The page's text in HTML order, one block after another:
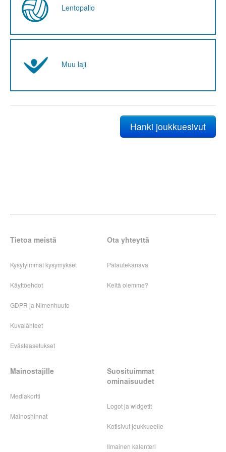
Lentopallo
Muu laji
Hanki joukkuesivut
Tietoa meistä
Kysytyimmät kysymykset
Käyttöehdot
GDPR ja Nimenhuuto
Kuvalähteet
Evästeasetukset
Ota yhteyttä
Palautekanava
Keitä olemme?
Mainostajille
Mediakortti
Mainoshinnat
Suosituimmat
ominaisuudet
Logot ja widgetit
Kotisivut joukkueelle
Ilmainen kalenteri